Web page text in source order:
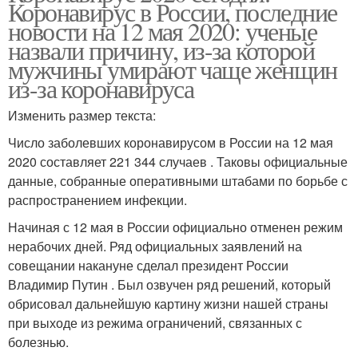
Коронавирус в России, последние
новости на 12 мая 2020: ученые
назвали причину, из-за которой
мужчины умирают чаще женщин
из-за коронавируса
Изменить размер текста:
Число заболевших коронавирусом в России на 12 мая
2020 составляет 221 344 случаев . Таковы официальные
данные, собранные оперативными штабами по борьбе с
распространением инфекции.
Начиная с 12 мая в России официально отменен режим
нерабочих дней. Ряд официальных заявлений на
совещании накануне сделал президент России
Владимир Путин . Был озвучен ряд решений, который
обрисовал дальнейшую картину жизни нашей страны
при выходе из режима ограничений, связанных с
болезнью.